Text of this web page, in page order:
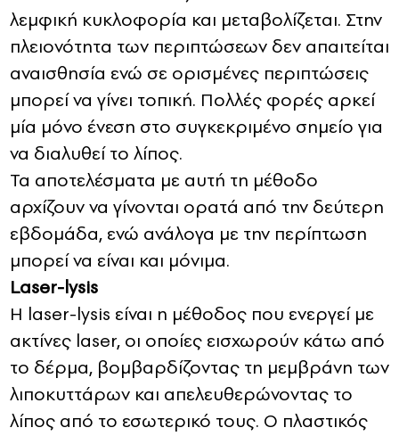
λεμφική κυκλοφορία και μεταβολίζεται. Στην
πλειονότητα των περιπτώσεων δεν απαιτείται
αναισθησία ενώ σε ορισμένες περιπτώσεις
μπορεί να γίνει τοπική. Πολλές φορές αρκεί
μία μόνο ένεση στο συγκεκριμένο σημείο για
να διαλυθεί το λίπος.
Τα αποτελέσματα με αυτή τη μέθοδο
αρχίζουν να γίνονται ορατά από την δεύτερη
εβδομάδα, ενώ ανάλογα με την περίπτωση
μπορεί να είναι και μόνιμα.
Laser-lysis
Η laser-lysis είναι η μέθοδος που ενεργεί με
ακτίνες laser, οι οποίες εισχωρούν κάτω από
το δέρμα, βομβαρδίζοντας τη μεμβράνη των
λιποκυττάρων και απελευθερώνοντας το
λίπος από το εσωτερικό τους. Ο πλαστικός